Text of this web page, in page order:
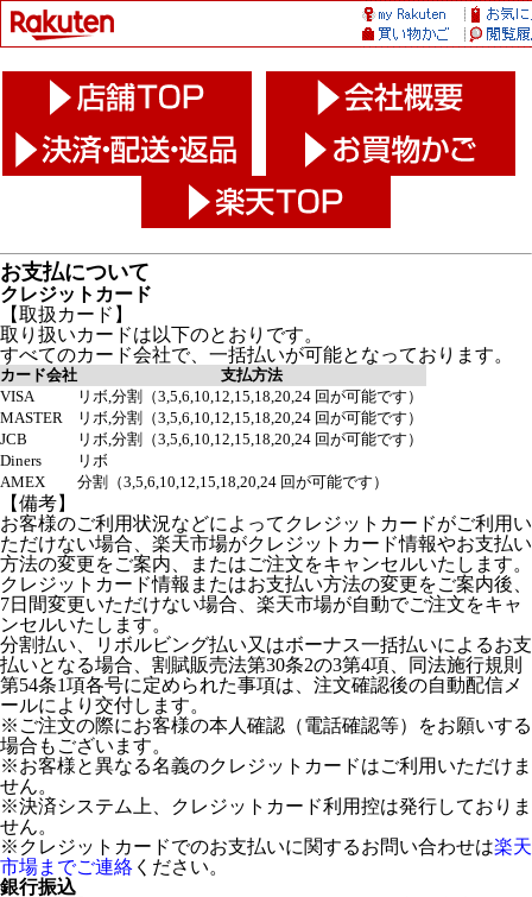
お支払について
クレジットカード
【取扱カード】
取り扱いカードは以下のとおりです。
すべてのカード会社で、一括払いが可能となっております。
カード会社
支払方法
VISA
リボ,分割（3,5,6,10,12,15,18,20,24 回が可能です）
MASTER
リボ,分割（3,5,6,10,12,15,18,20,24 回が可能です）
JCB
リボ,分割（3,5,6,10,12,15,18,20,24 回が可能です）
Diners
リボ
AMEX
分割（3,5,6,10,12,15,18,20,24 回が可能です）
【備考】
お客様のご利用状況などによってクレジットカードがご利用い
ただけない場合、楽天市場がクレジットカード情報やお支払い
方法の変更をご案内、またはご注文をキャンセルいたします。
クレジットカード情報またはお支払い方法の変更をご案内後、
7日間変更いただけない場合、楽天市場が自動でご注文をキャ
ンセルいたします。
分割払い、リボルビング払い又はボーナス一括払いによるお支
払いとなる場合、割賦販売法第30条2の3第4項、同法施行規則
第54条1項各号に定められた事項は、注文確認後の自動配信メ
ールにより交付します。
※ご注文の際にお客様の本人確認（電話確認等）をお願いする
場合もございます。
※お客様と異なる名義のクレジットカードはご利用いただけま
せん。
※決済システム上、クレジットカード利用控は発行しておりま
せん。
※クレジットカードでのお支払いに関するお問い合わせは楽天
市場までご連絡 ください。
銀行振込